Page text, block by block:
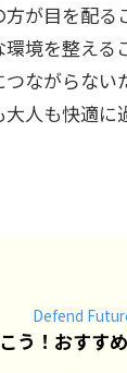
が目を配る
境を整える
ながらない
人も快適に
Defend
う！おすす